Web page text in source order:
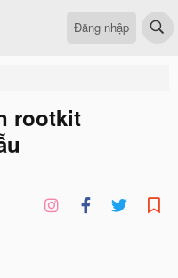
Đăng nhập
rootkit